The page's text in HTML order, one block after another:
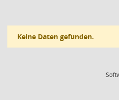
Keine Daten gefunden.